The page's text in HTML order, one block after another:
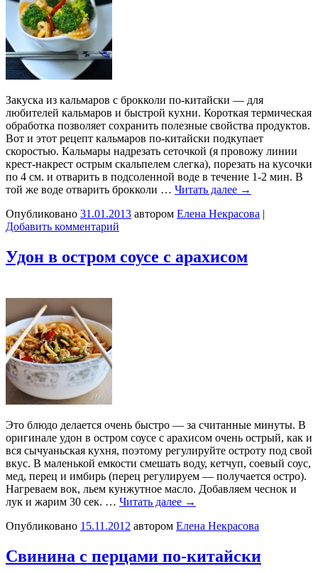
Закуска из кальмаров с брокколи по-китайски — для
любителей кальмаров и быстрой кухни. Короткая термическая
обработка позволяет сохранить полезные свойства продуктов.
Вот и этот рецепт кальмаров по-китайски подкупает
скоростью. Кальмары надрезать сеточкой (я провожу линии
крест-накрест острым скальпелем слегка), порезать на кусочки
по 4 см. и отварить в подсоленной воде в течение 1-2 мин. В
той же воде отварить брокколи … Читать далее →
Опубликовано 31.01.2013 автором Елена Некрасова |
Добавить комментарий
Удон в остром соусе с арахисом
Это блюдо делается очень быстро — за считанные минуты. В
оригинале удон в остром соусе с арахисом очень острый, как и
вся сычуаньская кухня, поэтому регулируйте остроту под свой
вкус. В маленькой емкости смешать воду, кетчуп, соевый соус,
мед, перец и имбирь (перец регулируем — получается остро).
Нагреваем вок, льем кунжутное масло. Добавляем чеснок и
лук и жарим 30 сек. … Читать далее →
Опубликовано 15.11.2012 автором Елена Некрасова
Свинина с перцами по-китайски